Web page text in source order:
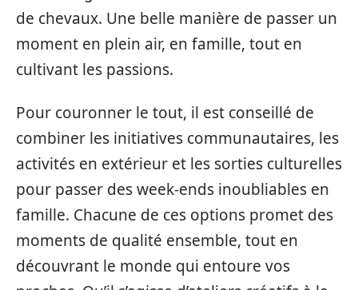
de chevaux. Une belle manière de passer un
moment en plein air, en famille, tout en
cultivant les passions.
Pour couronner le tout, il est conseillé de
combiner les initiatives communautaires, les
activités en extérieur et les sorties culturelles
pour passer des week-ends inoubliables en
famille. Chacune de ces options promet des
moments de qualité ensemble, tout en
découvrant le monde qui entoure vos